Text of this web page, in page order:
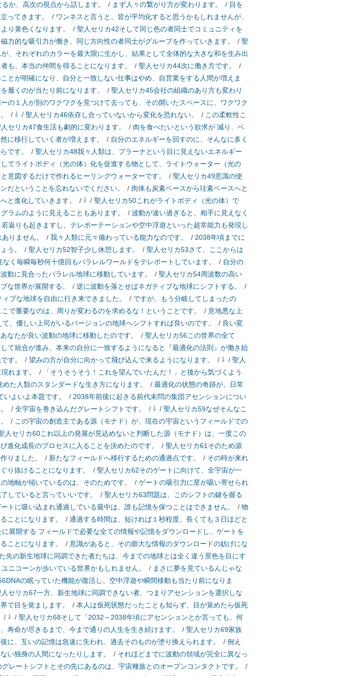
か、高次の視点から話します。 / まず人々の繋がり方が変わります。 / 目を
ってきます。
/ ワンネスと言うと、皆が平均化すると思うかもしれませんが、
り黄色くなります。 / 聖人セリカ42そして同じ色の者同士でコミュニティを
力的な吸引力が働き、同じ方向性の者同士がグループを作っていきます。 / 聖
、それぞれのカラーを最大限に生かし、結果として全体的な大きな和を生み出
も、本当の仲間を得ることになります。 / 聖人セリカ44次に働き方です。
/
とが明確になり、自分と一致しない仕事はやめ、自営業をする人間が増えま
履くのが当たり前になります。 / 聖人セリカ45会社の組織のあり方も変わり
の１人が別のワクワクを見つけて去っても、その開いたスペースに、ワクワク
/ ⇩ / 聖人セリカ46依存し合っていないから変化を恐れない。 / この柔軟性こ
セリカ47食生活も劇的に変わります。 / 肉を食べたいという欲求が 減り、ベ
に移行していく者が増えます。
/ 自分のエネルギーを回すのに、そんなに多く
です。
/ 聖人セリカ48我々人類は、プラーナという目に見えないエネルギー
してライトボディ（光の体）化を促進する物として、ライトウォーター（光の
意図するだけで作れるヒーリングウォーターです。 / 聖人セリカ49意識の使
だということを忘れないでください。
/ 肉体も炭素ベースから珪素ベースへと
と進化していきます。
/ ⇩ / 聖人セリカ50これがライトボディ（光の体）で
ラムのように見えることもあります。 / 波動が違い過ぎると、相手に見えなく
返りも起きますし、テレポーテーションや空中浮遊といった超常能力も発現し
りません。 / 我々人類に元々備わっている能力なのです。 / 2038年頃までに
う。
/ 聖人セリカ52智子少し休憩します。 / 聖人セリカ53さて、ここからは
く毎瞬毎秒何十億回もパラレルワールドをテレポートしています。 / 自分の
動に見合ったパラレル地球に移動しています。
/ 聖人セリカ54周波数の高い
な世界が展開する。
/ 逆に波動を落とせばネガティブな地球にシフトする。
/
ブな地球を自由に行き来できました。
/ ですが、もう分岐してしまったの
で重要なのは、周りが変わるのを求めるな！ということです。 / 意地悪な上
、優しい上司がいるバージョンの地球へシフトすれば良いのです。
/ 良い変
なたが良い波動の地球に移動したのです。
/ 聖人セリカ56この世界の全て
して統合が進み、本来の自分に一致するようになると『最適化の法則』が働き始
す。 / 望みの方が自分に向かって飛び込んで来るようになります。 / ⇩ / 聖人
れます。
/
「そうそうそう！これを望んでいたんだ！」と後から気づくよう
た人類のスタンダードな生き方になります。 / 最適化の状態の奇跡が、日常
よいよ本題です。 / 2038年前後に起きる前代未問の集団アセンションについ
/ 全宇宙を巻き込んだグレートシフトです。 / ⇩ / 聖人セリカ59なぜそんなこ
/ この宇宙の創造主である源（モナド）が、現在の宇宙というフィールドでの
人セリカ60これ以上の発展が見込めないと判断した源（モナド）は、一度この
進化成長のプロセスに入ることを決めたのです。
/ 聖人セリカ61そのため源
りました。
/ 新たなフィールドへ移行するための通過点です。 / その時が来れ
り抜けることになります。
/ 聖人セリカ62そのゲートに向けて、全宇宙が一
地軸が傾いているのは、そのためです。 / ゲートの吸引力に星が吸い寄せられ
していると言っていいです。 / 聖人セリカ63問題は、このシフトの鍵を握る
トに吸い込まれ通過している最中は、誰も記憶を保つことはできません。 / 物
ことになります。
/ 通過する時間は、短ければ１秒程度、長くても３日ほどと
展開する フィールドで必要な全ての情報や記憶をダウンロードし、ゲートを
ことになります。
/ 意識があると、その膨大な情報のダウンロードの妨げにな
先の新生地球に同調できた者たちは、今までの地球とは全く違う景色を目にす
ユニコーンが歩いている世界かもしれません。 / まさに夢を見ているんじゃな
の眠っていた機能が復活し、空中浮遊や瞬間移動も当たり前になりま
人セリカ67一方、新生地球に同調できない者、つまりアセンションを選択しな
で目を覚まします。
/ 本人は仮死状態だったことも知らず、目が覚めたら仮死
/ ⇩ / 聖人セリカ68そして「2032～2038年頃にアセンションとか言っても、何
寿命が尽きるまで、今まで通りの人生を生き続けます。
/ 聖人セリカ69家族
に、互いの記憶は急速に失われ、過去そのものが塗り換えられます。
/ 例え
い独身の人間になったりします。
/ それほどまでに波動の領域が完全に異なっ
レートシフトとその先にあるのは、宇宙種族とのオープンコンタクトです。
/